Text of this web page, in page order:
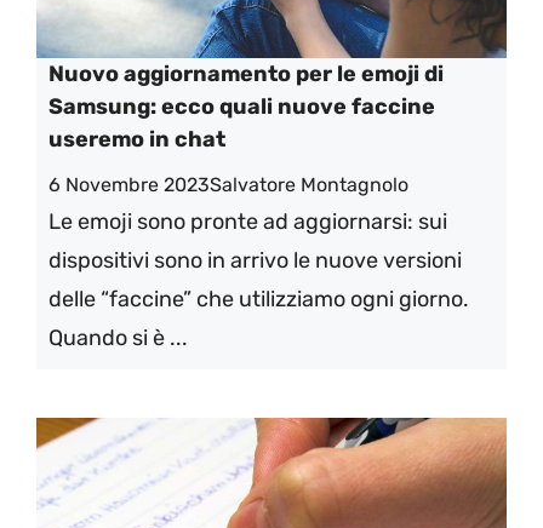
Nuovo aggiornamento per le emoji di
Samsung: ecco quali nuove faccine
useremo in chat
6 Novembre 2023Salvatore Montagnolo
Le emoji sono pronte ad aggiornarsi: sui
dispositivi sono in arrivo le nuove versioni
delle “faccine” che utilizziamo ogni giorno.
Quando si è ...